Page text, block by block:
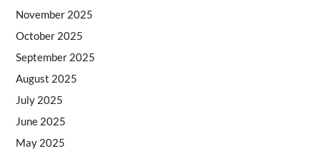
November 2025
October 2025
September 2025
August 2025
July 2025
June 2025
May 2025